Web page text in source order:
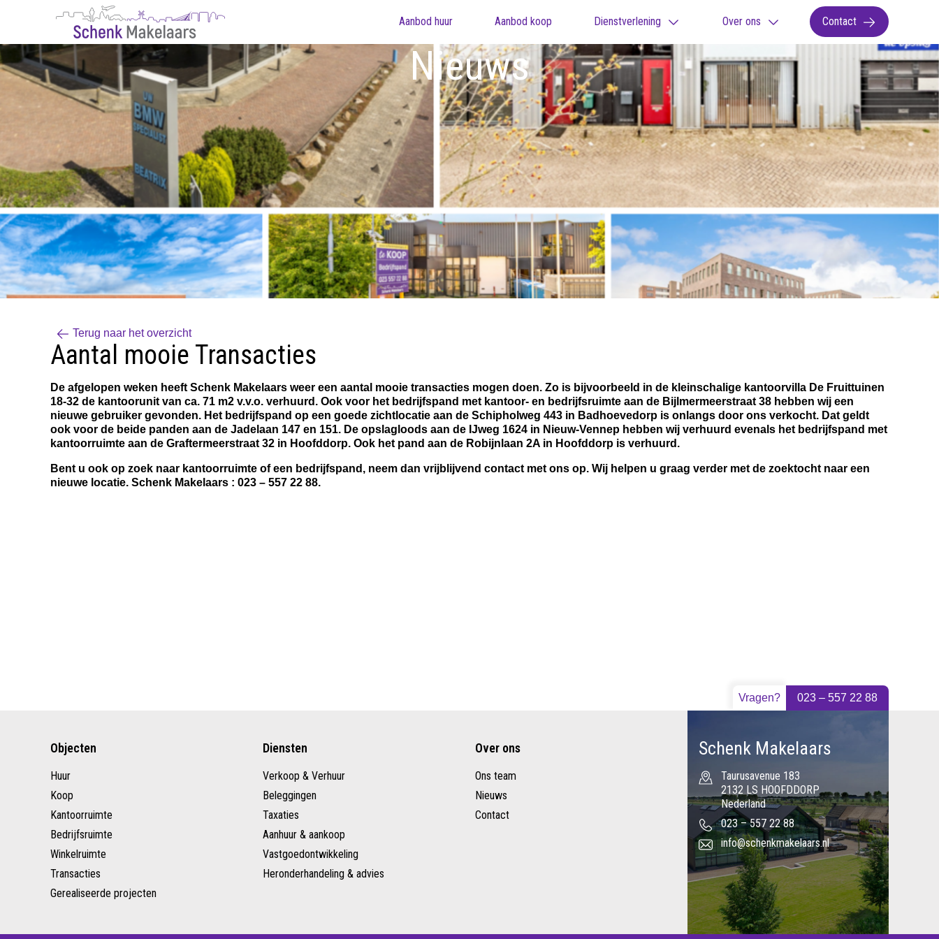
Aanbod huur Aanbod koop Dienstverlening Over ons Contact
Nieuws
Terug naar het overzicht
Aantal mooie Transacties
De afgelopen weken heeft Schenk Makelaars weer een aantal mooie transacties mogen doen. Zo is bijvoorbeeld in de kleinschalige kantoorvilla De Fruittuinen
18-32 de kantoorunit van ca. 71 m2 v.v.o. verhuurd. Ook voor het bedrijfspand met kantoor- en bedrijfsruimte aan de Bijlmermeerstraat 38 hebben wij een
nieuwe gebruiker gevonden. Het bedrijfspand op een goede zichtlocatie aan de Schipholweg 443 in Badhoevedorp is onlangs door ons verkocht. Dat geldt
ook voor de beide panden aan de Jadelaan 147 en 151. De opslagloods aan de IJweg 1624 in Nieuw-Vennep hebben wij verhuurd evenals het bedrijfspand met
kantoorruimte aan de Graftermeerstraat 32 in Hoofddorp. Ook het pand aan de Robijnlaan 2A in Hoofddorp is verhuurd.
Bent u ook op zoek naar kantoorruimte of een bedrijfspand, neem dan vrijblijvend contact met ons op. Wij helpen u graag verder met de zoektocht naar een
nieuwe locatie. Schenk Makelaars : 023 – 557 22 88.
Vragen? 023 – 557 22 88
Objecten
Huur
Koop
Kantoorruimte
Bedrijfsruimte
Winkelruimte
Transacties
Gerealiseerde projecten
Diensten
Verkoop & Verhuur
Beleggingen
Taxaties
Aanhuur & aankoop
Vastgoedontwikkeling
Heronderhandeling & advies
Over ons
Ons team
Nieuws
Contact
Schenk Makelaars
Taurusavenue 183
2132 LS HOOFDDORP
Nederland
023 – 557 22 88
info@schenkmakelaars.nl